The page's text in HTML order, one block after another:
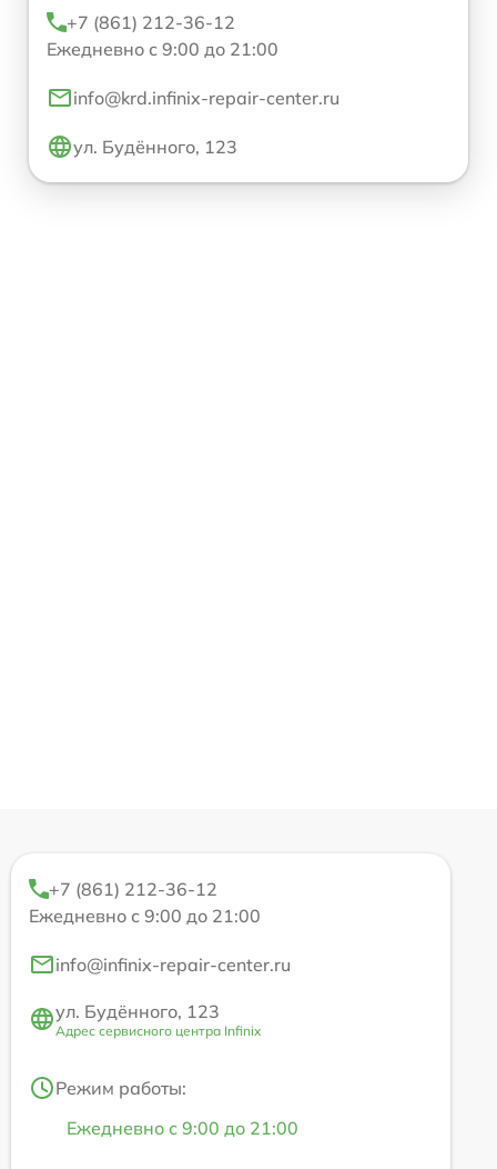
+7 (861) 212-36-12
Ежедневно с 9:00 до 21:00
info@krd.infinix-repair-center.ru
ул. Будённого, 123
+7 (861) 212-36-12
Ежедневно с 9:00 до 21:00
info@infinix-repair-center.ru
ул. Будённого, 123
Адрес сервисного центра Infinix
Режим работы:
Ежедневно с 9:00 до 21:00